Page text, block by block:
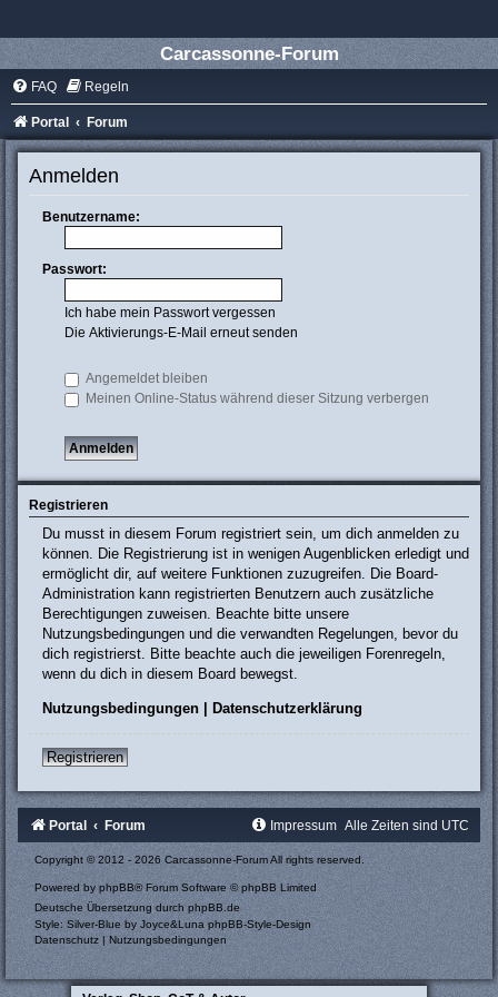
Carcassonne-Forum
FAQ Regeln
Portal Forum
Anmelden
Benutzername:
Passwort:
Ich habe mein Passwort vergessen
Die Aktivierungs-E-Mail erneut senden
Angemeldet bleiben
Meinen Online-Status während dieser Sitzung verbergen
Registrieren
Du musst in diesem Forum registriert sein, um dich anmelden zu
können. Die Registrierung ist in wenigen Augenblicken erledigt und
ermöglicht dir, auf weitere Funktionen zuzugreifen. Die Board-
Administration kann registrierten Benutzern auch zusätzliche
Berechtigungen zuweisen. Beachte bitte unsere
Nutzungsbedingungen und die verwandten Regelungen, bevor du
dich registrierst. Bitte beachte auch die jeweiligen Forenregeln,
wenn du dich in diesem Board bewegst.
Nutzungsbedingungen Datenschutzerklärung
Registrieren
Portal Forum Alle Zeiten sind UTC
Impressum
Copyright © 2012 - 2026 Carcassonne-Forum All rights reserved.
Powered byphpBB® Forum Software © phpBB Limited
Deutsche Übersetzung durch phpBB.de
Style: Silver-Blue by Joyce&Luna phpBB-Style-Design
Datenschutz
Nutzungsbedingungen